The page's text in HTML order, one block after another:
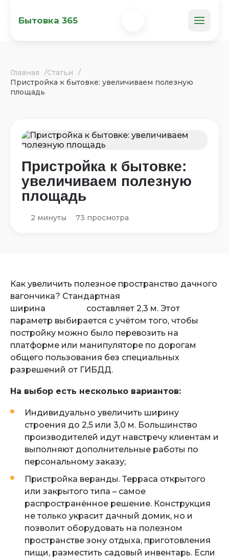
Бытовка 365
Главная
Статьи
Пристройка к бытовке: увеличиваем полезную
площадь
Пристройка к бытовке:
увеличиваем полезную
площадь
2 минуты 73 просмотра
Как увеличить полезное пространство дачного
вагончика? Стандартная
ширина
составляет 2,3 м. Этот
параметр выбирается с учётом того, чтобы
постройку можно было перевозить на
платформе или манипуляторе по дорогам
общего пользования без специальных
разрешений от ГИБДД.
На выбор есть несколько вариантов:
Индивидуально увеличить ширину
строения до 2,5 или 3,0 м. Большинство
производителей идут навстречу клиентам и
выполняют дополнительные работы по
персональному заказу;
Пристройка веранды. Терраса открытого
или закрытого типа – самое
распространённое решение. Конструкция
не только украсит дачный домик, но и
позволит оборудовать на полезном
пространстве зону отдыха, приготовления
пищи, разместить садовый инвентарь. Если